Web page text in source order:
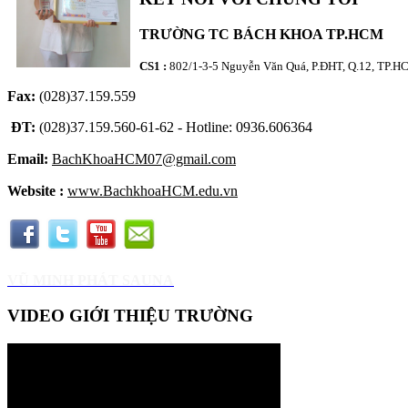
TRƯỜNG TC BÁCH KHOA TP.HCM
CS1 : 802/1-3-5 Nguyễn Văn Quá, P.ĐHT, Q.12,
Fax: (028)37.159.559
ĐT: (028)37.159.560-61-62 - Hotline: 0936.606364
Email: BachKhoaHCM07@gmail.com
Website : www.BachkhoaHCM.edu.vn
VIDEO GIỚI THIỆU TRƯỜNG